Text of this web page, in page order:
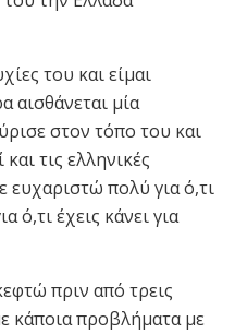
του και είμαι
αισθάνεται μία
στον τόπο του και
τις ελληνικές
πολύ για ό,τι
ό,τι έχεις κάνει για
πριν από τρεις
κάποια προβλήματα με